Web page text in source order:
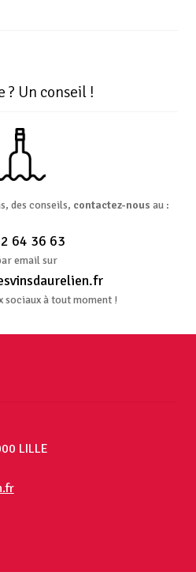
? Un conseil !
des conseils, contactez-nous au :
64 36 63
email sur
sociaux à tout moment !
LILLE